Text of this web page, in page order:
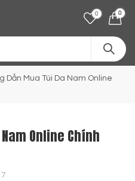
0 0
Dẫn Mua Túi Da Nam Online
Online Chính